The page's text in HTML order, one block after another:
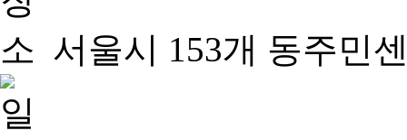
서울시 153개 동주민